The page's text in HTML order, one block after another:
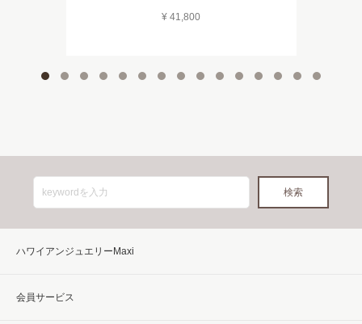
¥ 41,800
ハワイアンジュエリーMaxi
会員サービス